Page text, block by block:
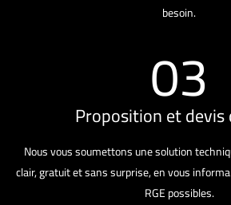
besoin.
03
Proposition et
Nous vous soumettons une solution
clair, gratuit et sans surprise, en vous
RGE possibles.